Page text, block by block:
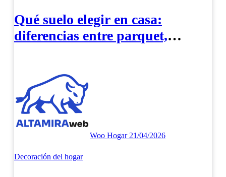
Qué suelo elegir en casa:
diferencias entre parquet,
Woo Hogar 21/04/2026
Decoración del hogar